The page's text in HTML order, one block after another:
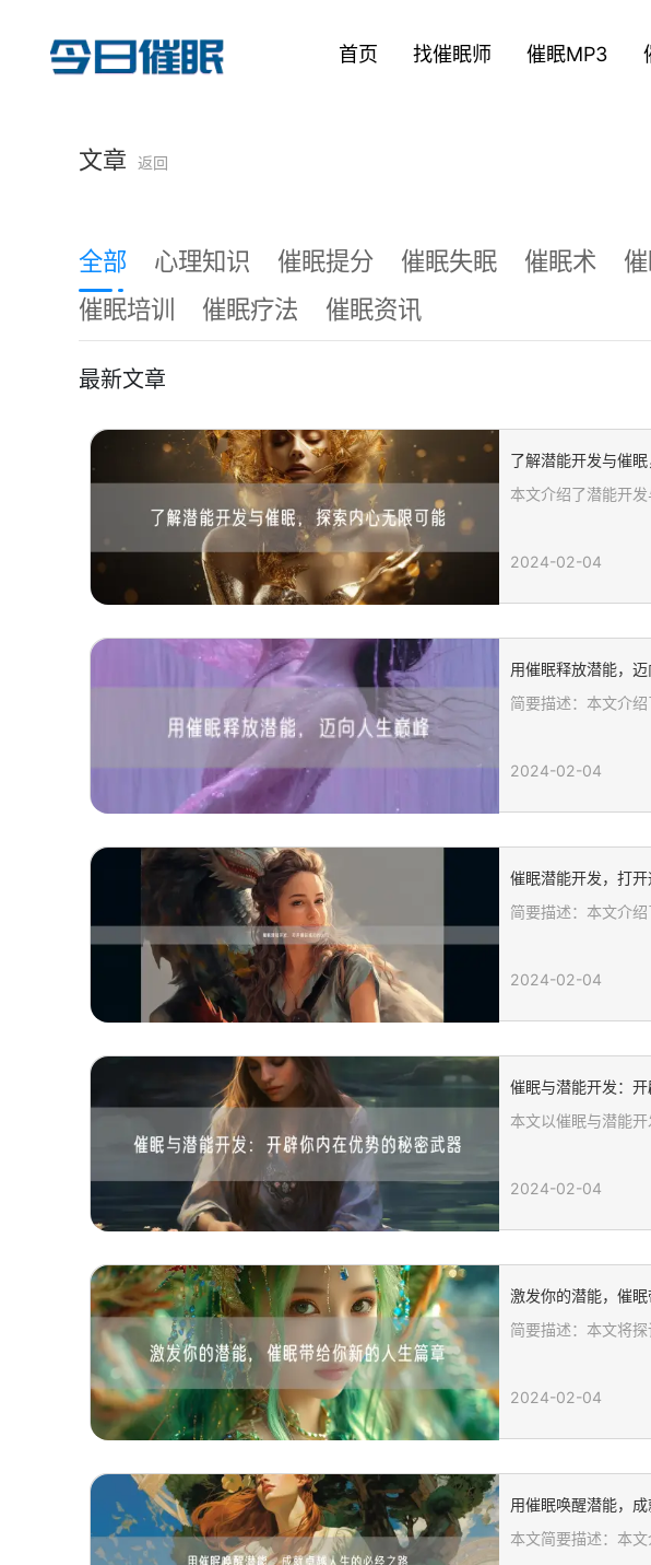
首页 找催眠师 催眠MP3
文章 返回
全部 心理知识 催眠提分 催眠失眠 催眠术
催眠培训
催眠疗法 催眠资讯
最新文章
了解潜能开发与催
2024-02-04
用催眠释放潜能，
2024-02-04
催眠潜能开发，打
2024-02-04
催眠与潜能开发：
2024-02-04
激发你的潜能，催
2024-02-04
用催眠唤醒潜能，